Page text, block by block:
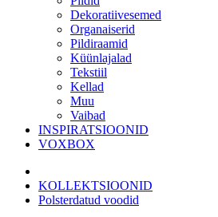
Dekoratiivesemed
Organaiserid
Pildiraamid
Küünlajalad
Tekstiil
Kellad
Muu
Vaibad
INSPIRATSIOONID
VOXBOX
KOLLEKTSIOONID
Polsterdatud voodid